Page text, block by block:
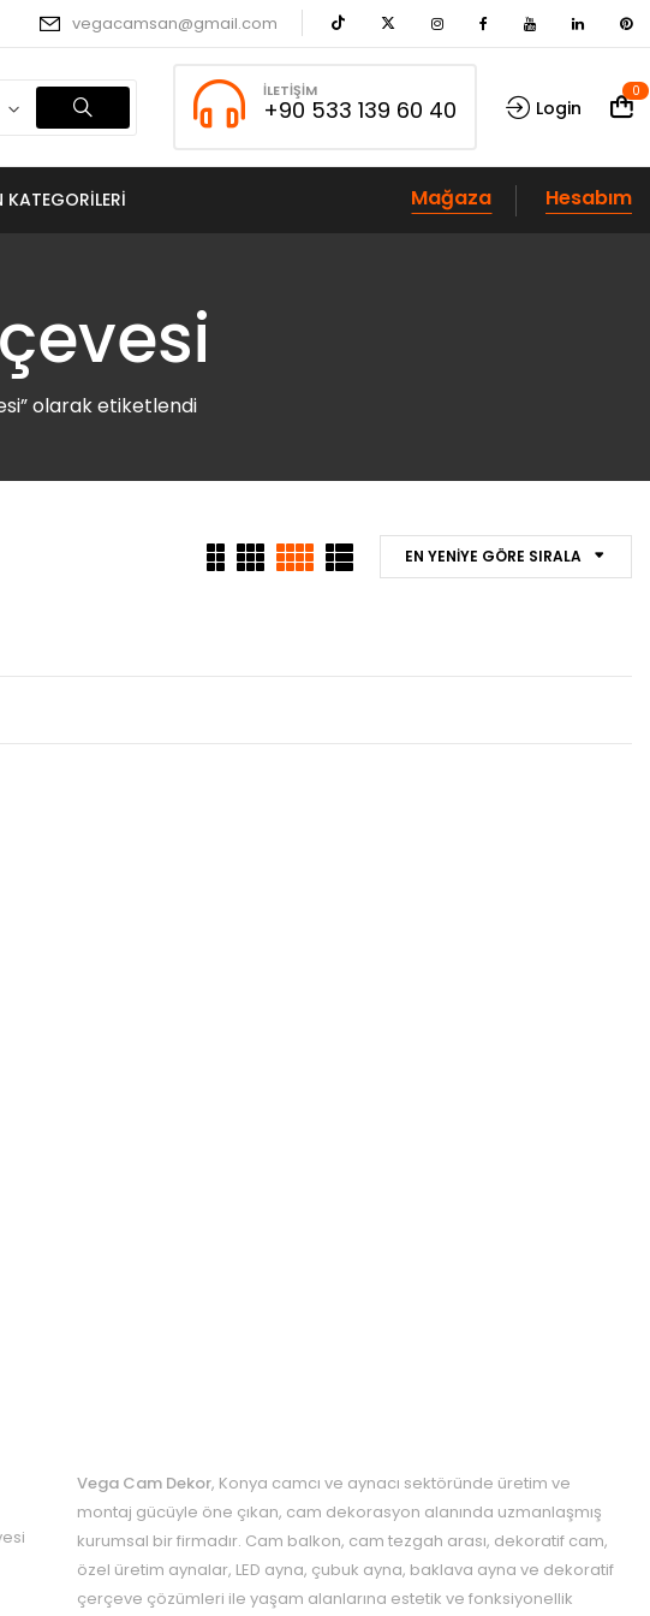
vegacamsan@gmail.com
İLETIŞIM
+90 533 139 60 40 Login
0
KATEGORILERI Mağaza Hesabım
olarak etiketlendi
EN YENIYE GÖRE SIRALA
Vega Cam Dekor, Konya camcı ve aynacı sektöründe üretim ve
montaj gücüyle öne çıkan, cam dekorasyon alanında uzmanlaşmış
kurumsal bir firmadır. Cam balkon, cam tezgah arası, dekoratif cam,
özel üretim aynalar, LED ayna, çubuk ayna, baklava ayna ve dekoratif
çerçeve çözümleri ile yaşam alanlarına estetik ve fonksiyonellik